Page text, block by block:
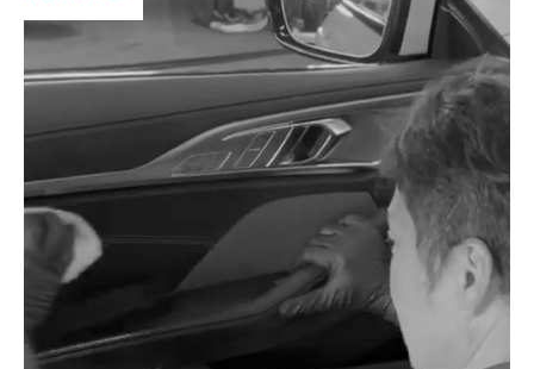
アクセス
会社概要
業務内容